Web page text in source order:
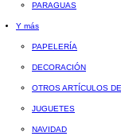
PARAGUAS
Y más
PAPELERÍA
DECORACIÓN
OTROS ARTÍCULOS
JUGUETES
NAVIDAD